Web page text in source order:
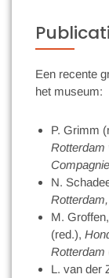
Een recente
het museum:
P. Grimm
Rotterdam
Compagnie
N.
M.
(red.),
Rotterdam
L. van der